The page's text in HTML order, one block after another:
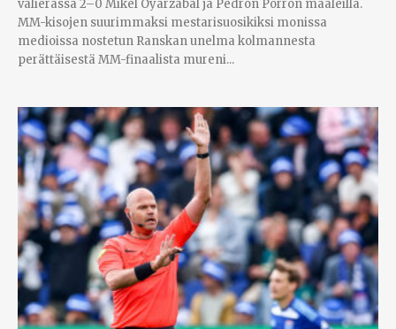
välierässä 2–0 Mikel Oyarzabal ja Pedron Porron maaleilla.
MM-kisojen suurimmaksi mestarisuosikiksi monissa
medioissa nostetun Ranskan unelma kolmannesta
perättäisestä MM-finaalista mureni...